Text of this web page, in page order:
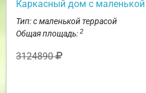
Каркасный дом с маленькой
Тип: с маленькой террасой
Общая площадь: 2
3124890